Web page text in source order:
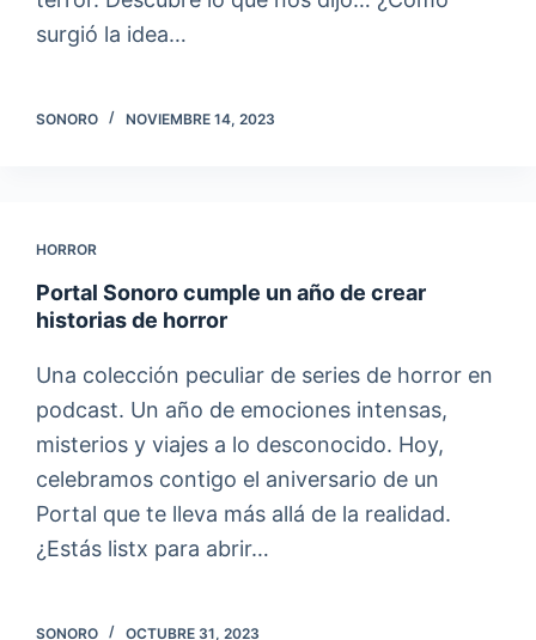
surgió la idea…
SONORO NOVIEMBRE 14, 2023
HORROR
Portal Sonoro cumple un año de crear
historias de horror
Una colección peculiar de series de horror en
podcast. Un año de emociones intensas,
misterios y viajes a lo desconocido. Hoy,
celebramos contigo el aniversario de un
Portal que te lleva más allá de la realidad.
¿Estás listx para abrir…
SONORO OCTUBRE 31, 2023